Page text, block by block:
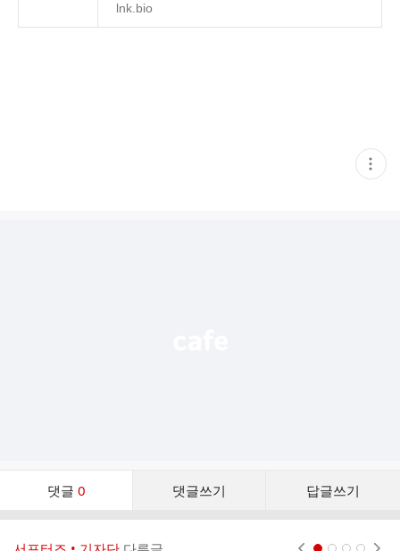
lnk.bio
현
재
댓글 0 댓글쓰기 답글쓰기
댓